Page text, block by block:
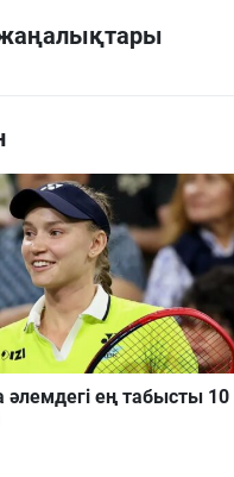
жаңалықтары
әлемдегі ең табысты 10